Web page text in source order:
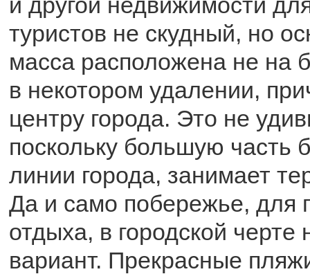
туристов не скудный, но
масса расположена не на
в некотором удалении,
центру города. Это не
поскольку большую часть
линии города, занимает
Да и само побережье, для
отдыха, в городской
вариант. Прекрасные